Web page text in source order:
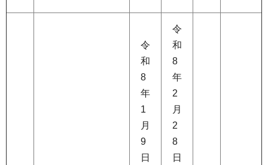
令
和
8
年
1
月
9
日
令
和
8
年
2
月
2
8
日